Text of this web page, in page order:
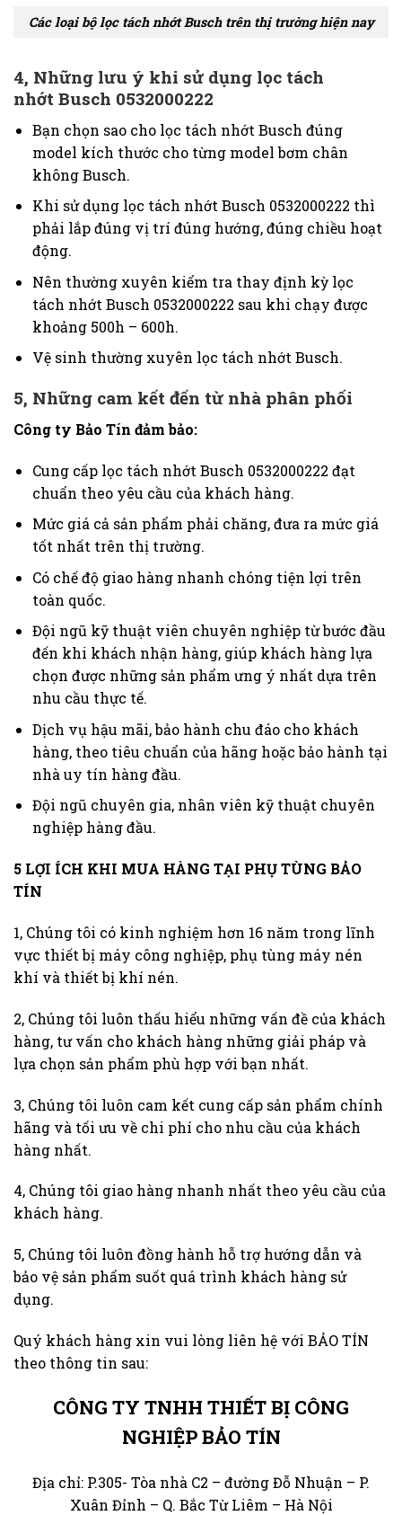
Các loại bộ lọc tách nhớt Busch trên thị trường hiện nay
4, Những lưu ý khi sử dụng lọc tách
nhớt Busch 0532000222
Bạn chọn sao cho lọc tách nhớt Busch đúng
model kích thước cho từng model bơm chân
không Busch.
Khi sử dụng lọc tách nhớt Busch 0532000222 thì
phải lắp đúng vị trí đúng hướng, đúng chiều hoạt
động.
Nên thường xuyên kiểm tra thay định kỳ lọc
tách nhớt Busch 0532000222 sau khi chạy được
khoảng 500h – 600h.
Vệ sinh thường xuyên lọc tách nhớt Busch.
5, Những cam kết đến từ nhà phân phối
Công ty Bảo Tín đảm bảo:
Cung cấp lọc tách nhớt Busch 0532000222 đạt
chuẩn theo yêu cầu của khách hàng.
Mức giá cả sản phẩm phải chăng, đưa ra mức giá
tốt nhất trên thị trường.
Có chế độ giao hàng nhanh chóng tiện lợi trên
toàn quốc.
Đội ngũ kỹ thuật viên chuyên nghiệp từ bước đầu
đến khi khách nhận hàng, giúp khách hàng lựa
chọn được những sản phẩm ưng ý nhất dựa trên
nhu cầu thực tế.
Dịch vụ hậu mãi, bảo hành chu đáo cho khách
hàng, theo tiêu chuẩn của hãng hoặc bảo hành tại
nhà uy tín hàng đầu.
Đội ngũ chuyên gia, nhân viên kỹ thuật chuyên
nghiệp hàng đầu.
5 LỢI ÍCH KHI MUA HÀNG TẠI PHỤ TÙNG BẢO
TÍN
1, Chúng tôi có kinh nghiệm hơn 16 năm trong lĩnh
vực thiết bị máy công nghiệp, phụ tùng máy nén
khí và thiết bị khí nén.
2, Chúng tôi luôn thấu hiểu những vấn đề của khách
hàng, tư vấn cho khách hàng những giải pháp và
lựa chọn sản phẩm phù hợp với bạn nhất.
3, Chúng tôi luôn cam kết cung cấp sản phẩm chính
hãng và tối ưu về chi phí cho nhu cầu của khách
hàng nhất.
4, Chúng tôi giao hàng nhanh nhất theo yêu cầu của
khách hàng.
5, Chúng tôi luôn đồng hành hỗ trợ hướng dẫn và
bảo vệ sản phẩm suốt quá trình khách hàng sử
dụng.
Quý khách hàng xin vui lòng liên hệ với BẢO TÍN
theo thông tin sau:
CÔNG TY TNHH THIẾT BỊ CÔNG
NGHIỆP BẢO TÍN
Địa chỉ: P.305- Tòa nhà C2 – đường Đỗ Nhuận – P.
Xuân Đỉnh – Q. Bắc Từ Liêm – Hà Nội